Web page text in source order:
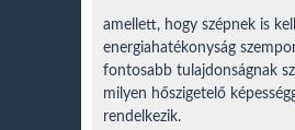
amellett, hogy szépnek is
energiahatékonyság
fontosabb tulajdonságnak
milyen hőszigetelő
rendelkezik.